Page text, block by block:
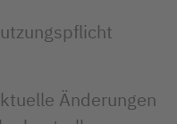
Änderungen